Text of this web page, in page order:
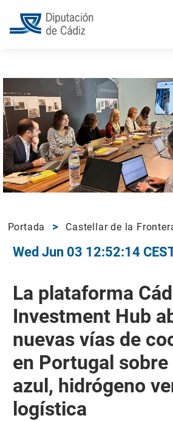
Portada Castellar de la
Wed Jun 03 12:52:14
La plataforma
Investment Hub
nuevas vías de
en Portugal
azul, hidrógeno
logística